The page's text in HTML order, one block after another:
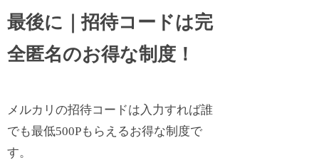
最後に｜招待コードは完
全匿名のお得な制度！
メルカリの招待コードは入力すれば誰
でも最低500Pもらえるお得な制度で
す。